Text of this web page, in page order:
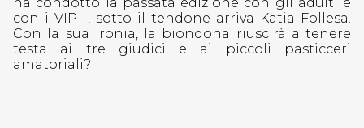
con i VIP -, sotto il tendone arriva Katia Follesa.
Con la sua ironia, la biondona riuscirà a tenere
testa ai tre giudici e ai piccoli pasticceri
amatoriali?